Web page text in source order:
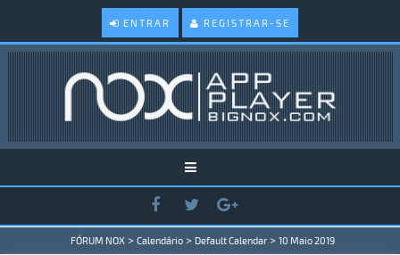
ENTRAR REGISTRAR-SE
FÓRUM NOX > Calendário > Default Calendar > 10 Maio 2019